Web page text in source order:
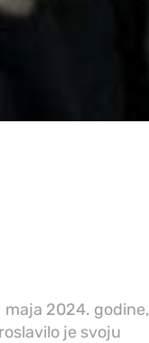
2024. godine,
je svoju